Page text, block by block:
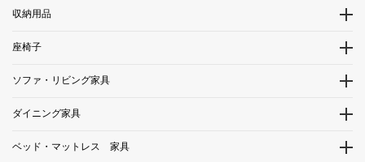
収納用品
座椅子
ソファ・リビング家具
ダイニング家具
ベッド・マットレス 家具